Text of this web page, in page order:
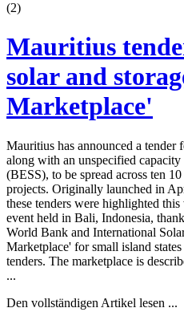
(2)
Mauritius
solar and
Marketplace'
Mauritius has announced a
along with an unspecified
(BESS), to be spread across ten
projects. Originally launched in
these tenders were highlighted
event held in Bali, Indonesia,
World Bank and International
Marketplace' for small island
tenders. The marketplace is
...
Den vollständigen Artikel lesen ...